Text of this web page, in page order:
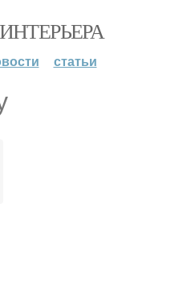
статьи